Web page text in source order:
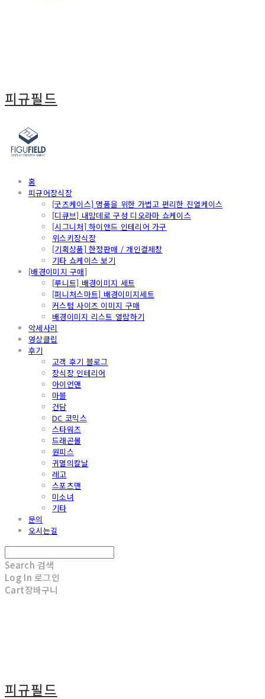
피규필드
홈
피규어장식장
[굿즈케이스] 명품을 위한 가볍고 편리한 진열케이스
[디큐브] 내맘데로 구성 디오라마 쇼케이스
[시그니처] 하이앤드 인테리어 가구
위스키장식장
[기획상품] 한정판매 / 개인결제창
기타 쇼케이스 보기
[배경이미지 구매]
[루니트] 배경이미지 세트
[퍼니처스마트] 배경이미지세트
커스텀 사이즈 이미지 구매
배경이미지 리스트 열람하기
악세사리
영상클립
후기
고객 후기 블로그
장식장 인테리어
아이언맨
마블
건담
DC 코믹스
스타워즈
드래곤볼
원피스
귀멸의칼날
레고
스포츠맨
미소녀
기타
문의
오시는길
Search 검색
Log In 로그인
Cart장바구니
피규필드